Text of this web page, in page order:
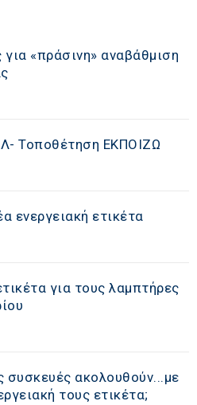
«πράσινη» αναβάθμιση
Τοποθέτηση ΕΚΠΟΙΖΩ
ενεργειακή ετικέτα
για τους λαμπτήρες
συσκευές ακολουθούν...με
τους ετικέτα;